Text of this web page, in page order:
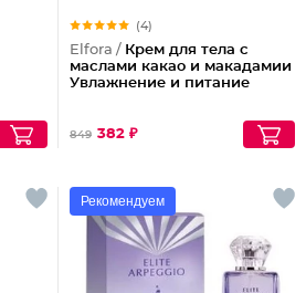
(4)
Elfora / Крем для тела с
маслами какао и макадамии
Увлажнение и питание
849 382 ₽
Рекомендуем